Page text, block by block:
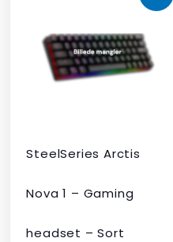
SteelSeries Arctis
Nova 1 – Gaming
headset – Sort
oprindelige
pris
var:
kr. 424,00.
aktuelle
pris
er:
kr. 349,00.